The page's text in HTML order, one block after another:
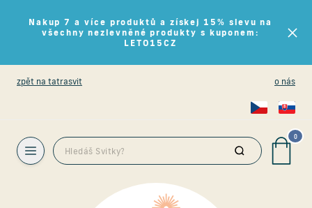
Nakup 7 a více produktů a získej 15% slevu na
všechny nezlevněné produkty s kuponem:
LETO15CZ
zpět na tatrasvit o nás
0